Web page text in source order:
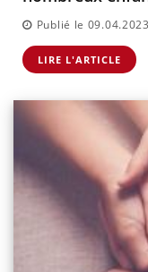
Publié le 09.04.2023
LIRE L'ARTICLE